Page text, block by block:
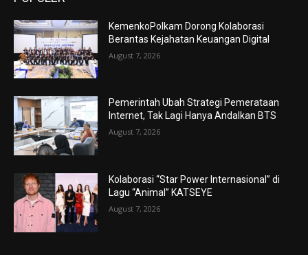
KemenkoPolkam Dorong Kolaborasi
Berantas Kejahatan Keuangan Digital
August 7, 2026
Pemerintah Ubah Strategi Pemerataan
Internet, Tak Lagi Hanya Andalkan BTS
August 7, 2026
Kolaborasi “Star Power Internasional” di
Lagu “Animal” KATSEYE
August 7, 2026